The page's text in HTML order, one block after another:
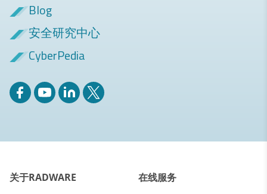
Blog
安全研究中心
CyberPedia
关于RADWARE
在线服务